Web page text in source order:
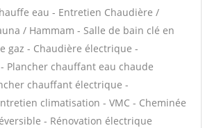
eau - Entretien Chaudière /
/ Hammam - Salle de bain clé en
gaz - Chaudière électrique -
Plancher chauffant eau chaude
chauffant électrique -
climatisation - VMC - Cheminée
- Rénovation électrique